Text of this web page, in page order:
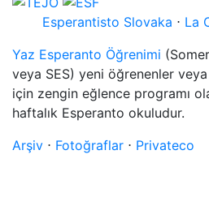
Esperantisto Slovaka ⋅ La
Yaz Esperanto Öğrenimi
veya SES) yeni öğrenenler
için zengin eğlence programı
haftalık Esperanto okuludur.
Arşiv ⋅ Fotoğraflar ⋅ Privateco